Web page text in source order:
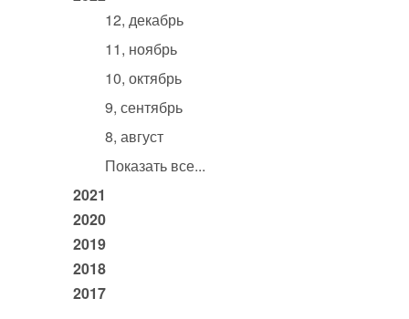
12, декабрь
11, ноябрь
10, октябрь
9, сентябрь
8, август
Показать все...
2021
2020
2019
2018
2017